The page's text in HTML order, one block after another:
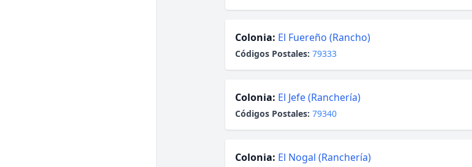
Colonia: El Fuereño (Rancho)
Códigos Postales: 79333
Colonia: El Jefe (Ranchería)
Códigos Postales: 79340
Colonia: El Nogal (Ranchería)